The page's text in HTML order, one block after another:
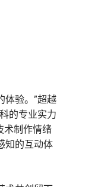
体验。”超越
的专业实力
术制作情绪
知的互动体